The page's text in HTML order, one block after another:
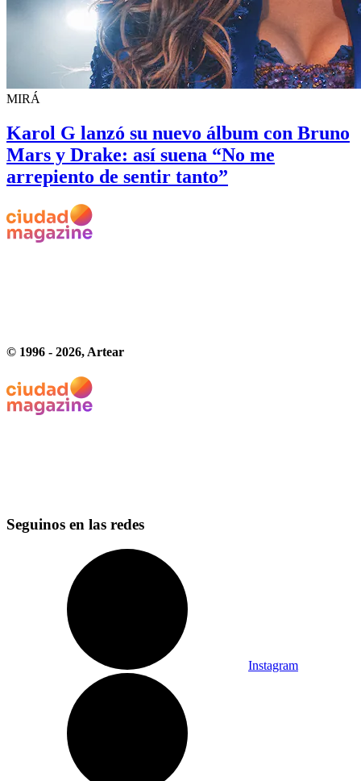
MIRÁ
Karol G lanzó su nuevo álbum con Bruno
Mars y Drake: así suena “No me
arrepiento de sentir tanto”
© 1996 - 2026, Artear
Seguinos en las redes
Instagram